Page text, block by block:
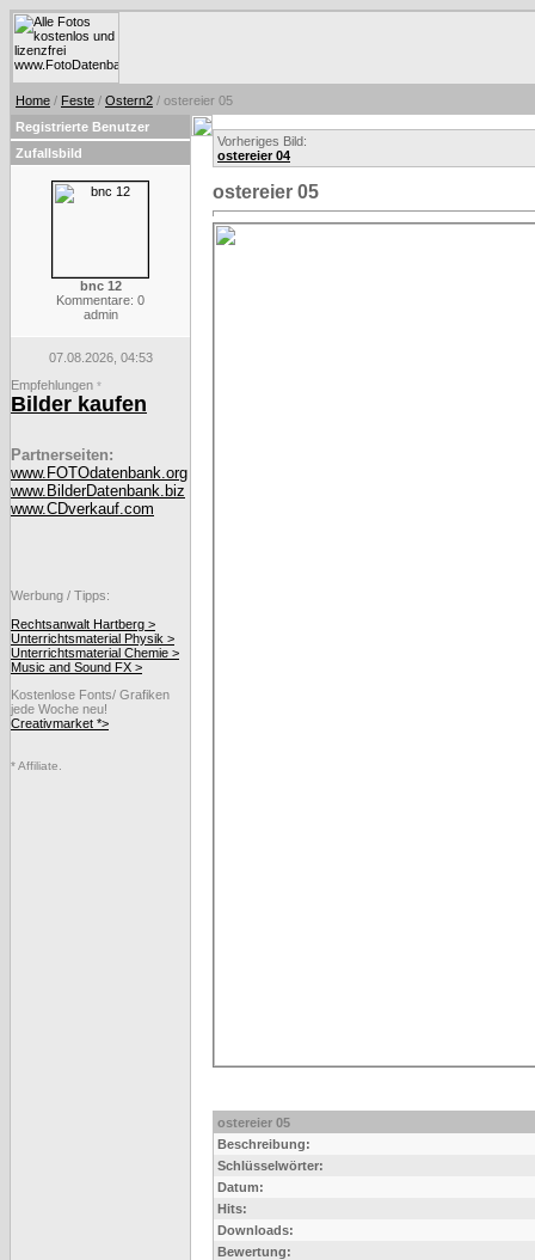
Home / Feste / Ostern2 / ostereier 05
Registrierte Benutzer
Zufallsbild
bnc 12
Kommentare: 0
admin
07.08.2026, 04:53
Empfehlungen *
Bilder kaufen
Partnerseiten:
www.FOTOdatenbank.org
www.BilderDatenbank.biz
www.CDverkauf.com
Werbung / Tipps:
Rechtsanwalt Hartberg >
Unterrichtsmaterial Physik >
Unterrichtsmaterial Chemie >
Music and Sound FX >
Kostenlose Fonts/ Grafiken
jede Woche neu!
Creativmarket *>
* Affiliate.
Vorheriges Bild:
ostereier 04
ostereier 05
ostereier 05
Beschreibung:
Schlüsselwörter:
Datum:
Hits:
Downloads:
Bewertung: